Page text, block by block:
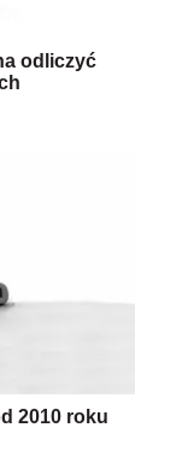
odliczyć
2010 roku